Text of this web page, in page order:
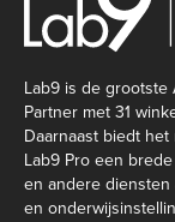
Lab9 is de grootste
Partner met 31
Daarnaast biedt
Lab9 Pro een
en andere diensten
en